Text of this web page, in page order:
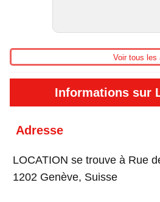
Voir tous les
Informations sur
Adresse
LOCATION se trouve à Rue
1202 Genève, Suisse